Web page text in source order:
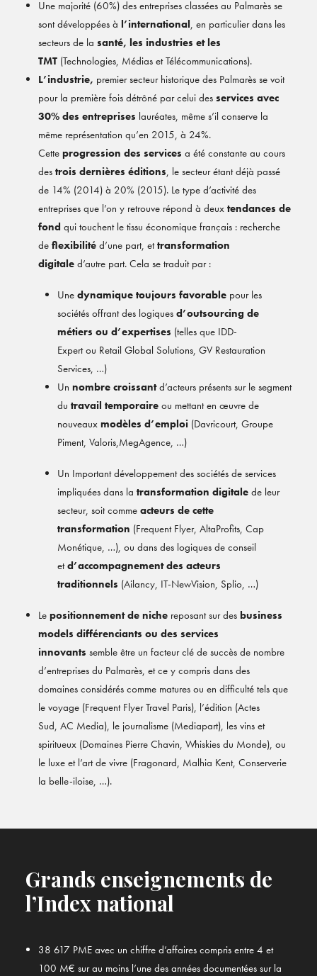
Une majorité (60%) des entreprises classées au Palmarès se
sont développées à l’international, en particulier dans les
secteurs de la santé, les industries et les
TMT (Technologies, Médias et Télécommunications).
L’industrie, premier secteur historique des Palmarès se voit
pour la première fois détrôné par celui des services avec
30% des entreprises lauréates, même s’il conserve la
même représentation qu’en 2015, à 24%.
Cette progression des services a été constante au cours
des trois dernières éditions, le secteur étant déjà passé
de 14% (2014) à 20% (2015). Le type d’activité des
entreprises que l’on y retrouve répond à deux tendances de
fond qui touchent le tissu économique français : recherche
de flexibilité d’une part, ettransformation
digitale d’autre part. Cela se traduit par :
Une dynamique toujours favorable pour les
sociétés offrant des logiques d’outsourcing de
métiers ou d’expertises (telles que IDD-
Expertou Retail Global Solutions, GV Restauration
Services, …)
Un nombre croissantd’acteurs présents sur le segment
du travail temporaire ou mettant en œuvre de
nouveaux modèles d’emploi (Davricourt, Groupe
Piment, Valoris,MegAgence, …)
Un Important développement des sociétés de services
impliquées dans la transformation digitale de leur
secteur, soit comme acteurs de cette
transformation (Frequent Flyer, AltaProfits, Cap
Monétique, …), ou dans des logiques de conseil
etd’accompagnement des acteurs
traditionnels (Ailancy, IT-NewVision, Splio, …)
Le positionnement de niche reposant sur des business
models différenciants ou des services
innovants semble être un facteur clé de succès de nombre
d’entreprises du Palmarès, et ce y compris dans des
domaines considérés comme matures ou en difficulté tels que
le voyage (Frequent Flyer Travel Paris), l’édition (Actes
Sud, AC Media), le journalisme (Mediapart), les vins et
spiritueux (Domaines Pierre Chavin, Whiskies du Monde), ou
le luxe et l’art de vivre (Fragonard, Malhia Kent, Conserverie
la belle-iloise, …).
Grands enseignements de
l’Index national
38 617 PME avec un chiffre d’affaires compris entre 4 et
100 M€ sur au moins l’une des années documentées sur la